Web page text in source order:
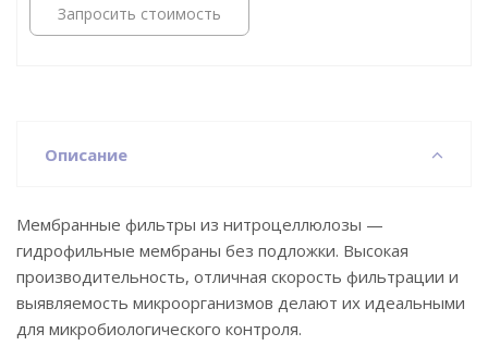
Запросить стоимость
Описание
Мембранные фильтры из нитроцеллюлозы —
гидрофильные мембраны без подложки. Высокая
производительность, отличная скорость фильтрации и
выявляемость микроорганизмов делают их идеальными
для микробиологического контроля.